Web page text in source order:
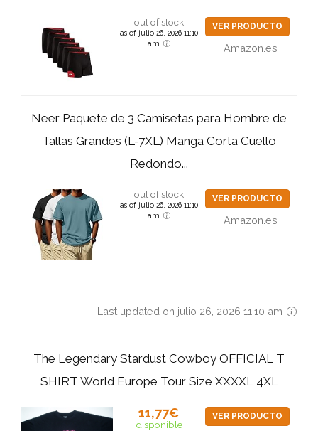
out of stock
as of julio 26, 2026 11:10
am
VER PRODUCTO
Amazon.es
Neer Paquete de 3 Camisetas para Hombre de
Tallas Grandes (L-7XL) Manga Corta Cuello
Redondo...
out of stock
as of julio 26, 2026 11:10
am
VER PRODUCTO
Amazon.es
Last updated on julio 26, 2026 11:10 am
The Legendary Stardust Cowboy OFFICIAL T
SHIRT World Europe Tour Size XXXXL 4XL
11,77€
disponible
VER PRODUCTO